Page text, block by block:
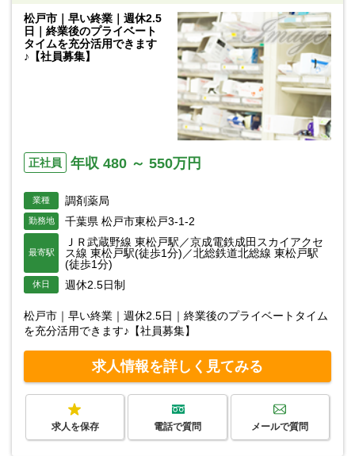
松戸市｜早い終業｜週休2.5
日｜終業後のプライベート
タイムを充分活用できます
♪【社員募集】
正社員 年収 480 ～ 550万円
業種 調剤薬局
勤務地 千葉県 松戸市東松戸3-1-2
最寄駅
ＪＲ武蔵野線 東松戸駅／京成電鉄成田スカイアクセ
ス線 東松戸駅(徒歩1分)／北総鉄道北総線 東松戸駅
(徒歩1分)
休日 週休2.5日制
松戸市｜早い終業｜週休2.5日｜終業後のプライベートタイム
を充分活用できます♪【社員募集】
求人情報を詳しく見てみる
求人を保存 電話で質問 メールで質問